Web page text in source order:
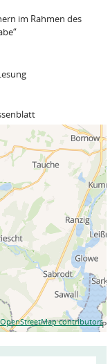
im Rahmen des
contributors